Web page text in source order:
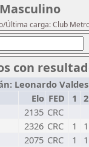
Última carga: Club
con
Leonardo
Elo FED 1
2
2135 CRC
2326 CRC 1
1
2075 CRC 1
1